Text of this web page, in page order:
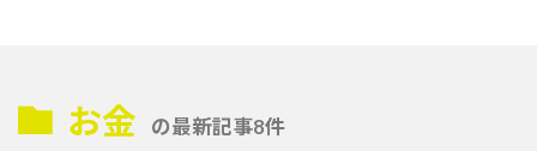
お金 の最新記事8件